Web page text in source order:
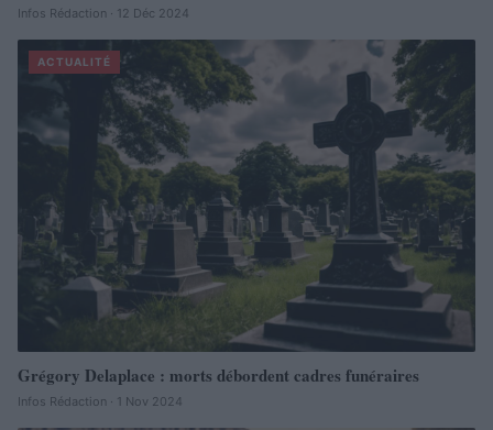
Infos Rédaction · 12 Déc 2024
ACTUALITÉ
Grégory Delaplace : morts débordent cadres funéraires
Infos Rédaction · 1 Nov 2024